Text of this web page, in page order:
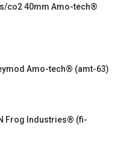
co2 40mm Amo-tech®
Amo-tech® (amt-63)
Frog Industries® (fi-